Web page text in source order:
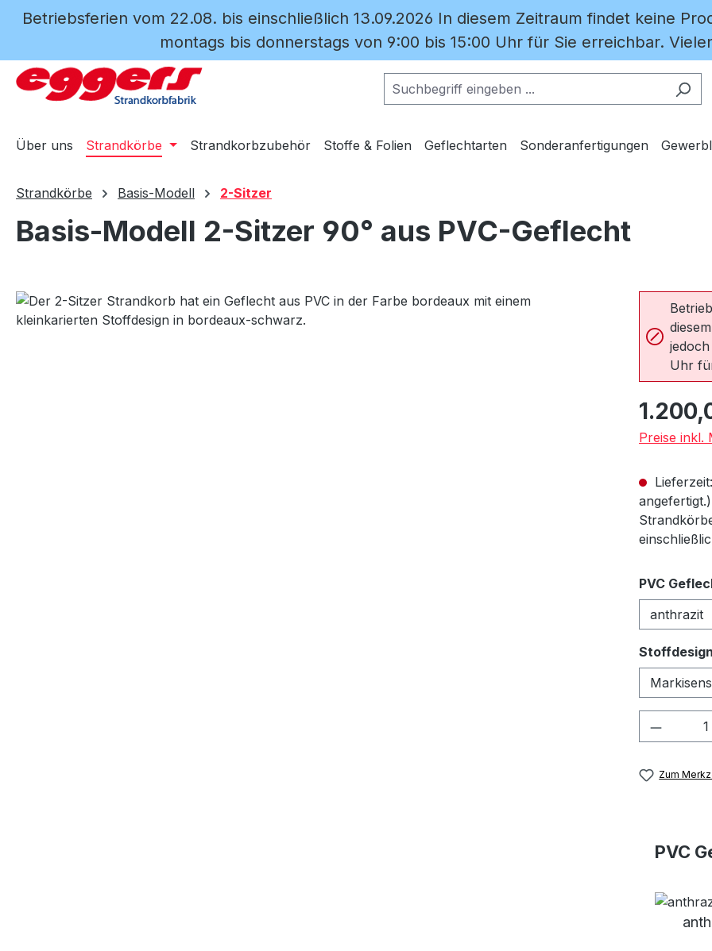
Hauptinhalt springen
Zur Suche springen
Zur Hauptnavigation springen
Betriebsferien vom 22.08. bis einschließlich 13.09.2026 In diesem Zeitraum findet keine
montags bis donnerstags von 9:00 bis 15:00 Uhr für Sie erreichbar.
Über uns Strandkörbe Strandkorbzubehör Stoffe & Folien Geflechtarten Sonderanfertigungen
Strandkörbe Basis-Modell 2-Sitzer
Basis-Modell 2-Sitzer 90° aus PVC-Geflecht
Bildergalerie überspringen
Uhr
Regulärer
Preise inkl.
PVC
Stoffdesign
Zum
PVC